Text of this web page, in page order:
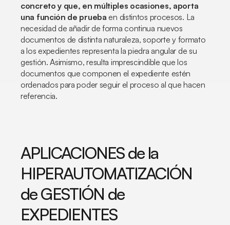
concreto y que, en múltiples ocasiones, aporta
una función de prueba en distintos procesos. La
necesidad de añadir de forma continua nuevos
documentos de distinta naturaleza, soporte y formato
a los expedientes representa la piedra angular de su
gestión. Asimismo, resulta imprescindible que los
documentos que componen el expediente estén
ordenados para poder seguir el proceso al que hacen
referencia.
APLICACIONES de la
HIPERAUTOMATIZACIÓN
de GESTIÓN de
EXPEDIENTES